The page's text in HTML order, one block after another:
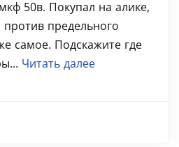
50в. Покупал на алике,
предельного
самое. Подскажите где
Читать далее